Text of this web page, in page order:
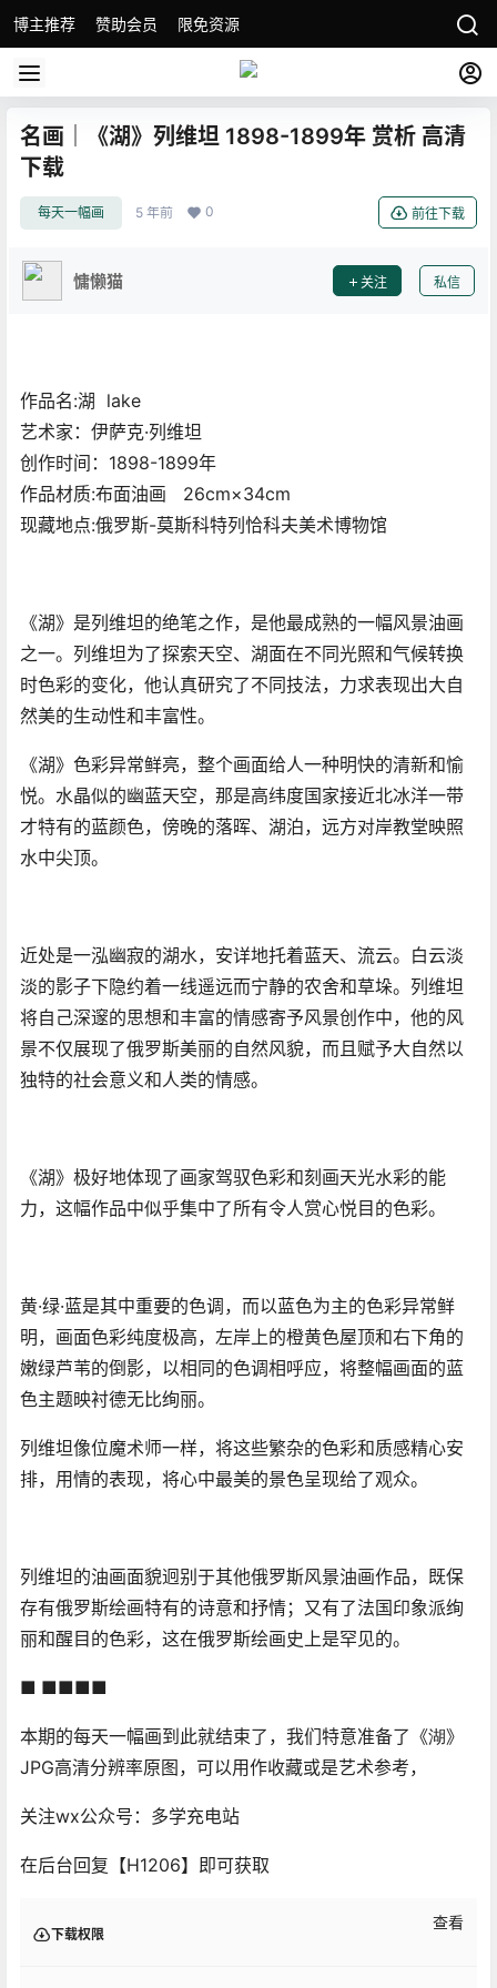
博主推荐 赞助会员 限免资源
名画｜《湖》列维坦 1898-1899年 赏析 高清
下载
每天一幅画 5 年前 0 前往下载
慵懒猫 关注 私信
作品名:湖 lake
艺术家：伊萨克·列维坦
创作时间：1898-1899年
作品材质:布面油画 26cm×34cm
现藏地点:俄罗斯-莫斯科特列恰科夫美术博物馆
《湖》是列维坦的绝笔之作，是他最成熟的一幅风景油画
之一。列维坦为了探索天空、湖面在不同光照和气候转换
时色彩的变化，他认真研究了不同技法，力求表现出大自
然美的生动性和丰富性。
《湖》色彩异常鲜亮，整个画面给人一种明快的清新和愉
悦。水晶似的幽蓝天空，那是高纬度国家接近北冰洋一带
才特有的蓝颜色，傍晚的落晖、湖泊，远方对岸教堂映照
水中尖顶。
近处是一泓幽寂的湖水，安详地托着蓝天、流云。白云淡
淡的影子下隐约着一线遥远而宁静的农舍和草垛。列维坦
将自己深邃的思想和丰富的情感寄予风景创作中，他的风
景不仅展现了俄罗斯美丽的自然风貌，而且赋予大自然以
独特的社会意义和人类的情感。
《湖》极好地体现了画家驾驭色彩和刻画天光水彩的能
力，这幅作品中似乎集中了所有令人赏心悦目的色彩。
黄·绿·蓝是其中重要的色调，而以蓝色为主的色彩异常鲜
明，画面色彩纯度极高，左岸上的橙黄色屋顶和右下角的
嫩绿芦苇的倒影，以相同的色调相呼应，将整幅画面的蓝
色主题映衬德无比绚丽。
列维坦像位魔术师一样，将这些繁杂的色彩和质感精心安
排，用情的表现，将心中最美的景色呈现给了观众。
列维坦的油画面貌迥别于其他俄罗斯风景油画作品，既保
存有俄罗斯绘画特有的诗意和抒情；又有了法国印象派绚
丽和醒目的色彩，这在俄罗斯绘画史上是罕见的。
■ ■■■■
本期的每天一幅画到此就结束了，我们特意准备了《湖》
JPG高清分辨率原图，可以用作收藏或是艺术参考，
关注wx公众号：多学充电站
在后台回复【H1206】即可获取
下载权限
查看